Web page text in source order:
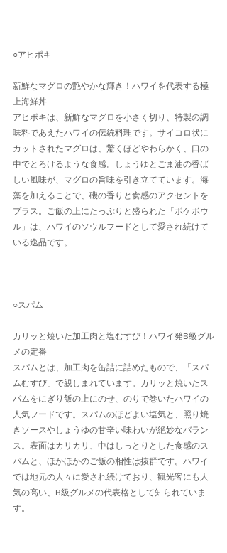
○アヒポキ
新鮮なマグロの艶やかな輝き！ハワイを代表する極
上海鮮丼
アヒポキは、新鮮なマグロを小さく切り、特製の調
味料であえたハワイの伝統料理です。サイコロ状に
カットされたマグロは、驚くほどやわらかく、口の
中でとろけるような食感。しょうゆとごま油の香ば
しい風味が、マグロの旨味を引き立てています。海
藻を加えることで、磯の香りと食感のアクセントを
プラス。ご飯の上にたっぷりと盛られた「ポケボウ
ル」は、ハワイのソウルフードとして愛され続けて
いる逸品です。
○スパム
カリッと焼いた加工肉と塩むすび！ハワイ発B級グル
メの定番
スパムとは、加工肉を缶詰に詰めたもので、「スパ
ムむすび」で親しまれています。カリッと焼いたス
パムをにぎり飯の上にのせ、のりで巻いたハワイの
人気フードです。スパムのほどよい塩気と、照り焼
きソースやしょうゆの甘辛い味わいが絶妙なバラン
ス。表面はカリカリ、中はしっとりとした食感のス
パムと、ほかほかのご飯の相性は抜群です。ハワイ
では地元の人々に愛され続けており、観光客にも人
気の高い、B級グルメの代表格として知られていま
す。